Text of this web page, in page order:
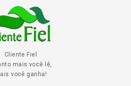
Cliente Fiel
mais você lê,
você ganha!